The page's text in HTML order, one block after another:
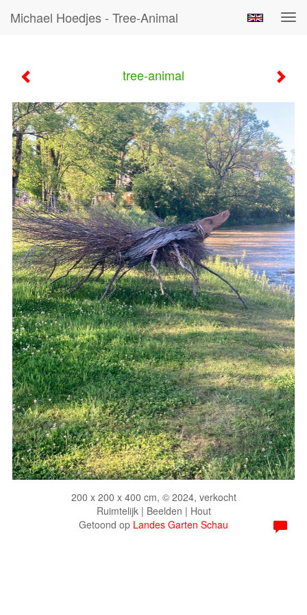
Michael Hoedjes - Tree-Animal
tree-animal
200 x 200 x 400 cm, © 2024, verkocht
Ruimtelijk | Beelden | Hout
Getoond op Landes Garten Schau